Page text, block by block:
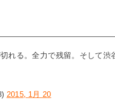
切れる。全力で残留。そして
2015, 1月 20